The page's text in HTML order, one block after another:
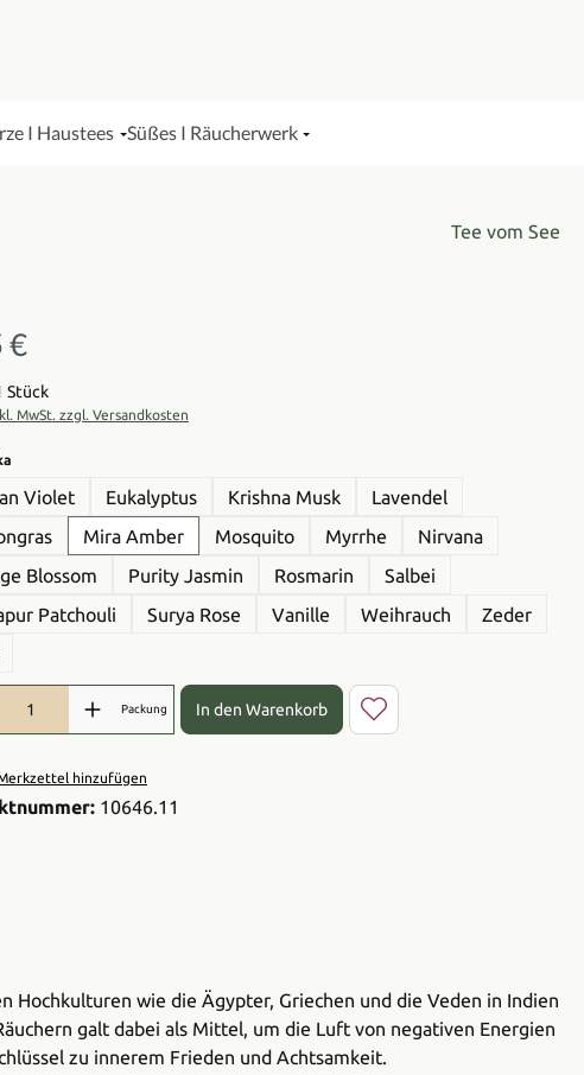
I Haustees Süßes I Räucherwerk
Tee vom See
Preis:
€
Stück
MwSt. zzgl. Versandkosten
Violet Eukalyptus Krishna Musk
Lavendel
Mira Amber Mosquito Myrrhe
Nirvana
Blossom
Purity Jasmin Rosmarin
Salbei
Patchouli
Surya Rose Vanille Weihrauch
Zeder
Anzahl: Gib den gewünschten Wert ein oder benutze die
Packung In den Warenkorb
hinzufügen
10646.11
Hochkulturen wie die Ägypter, Griechen und die Veden in Indien
galt dabei als Mittel, um die Luft von negativen Energien
zu innerem Frieden und Achtsamkeit.